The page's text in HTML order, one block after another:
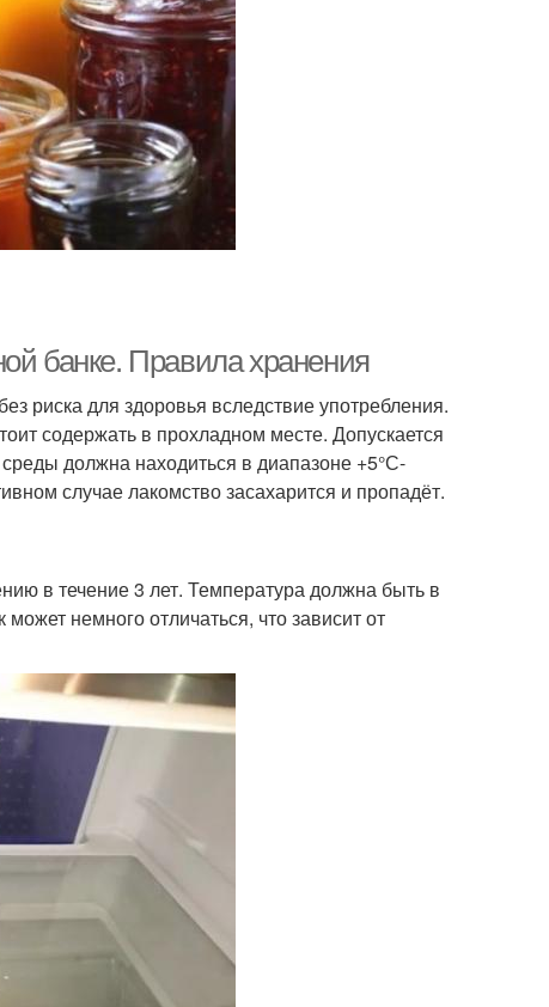
банке. Правила хранения
риска для здоровья вследствие употребления.
содержать в прохладном месте. Допускается
должна находиться в диапазоне +5°С-
случае лакомство засахарится и пропадёт.
в течение 3 лет. Температура должна быть в
немного отличаться, что зависит от